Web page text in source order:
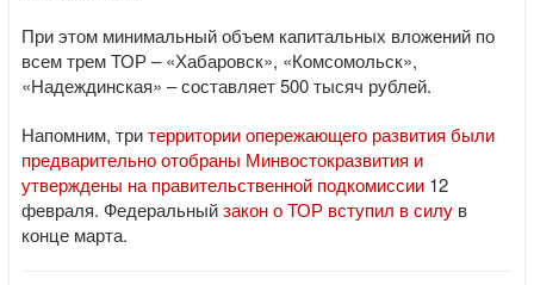
При этом минимальный объем капитальных вложений по
всем трем ТОР – «Хабаровск», «Комсомольск»,
«Надеждинская» – составляет 500 тысяч рублей.
Напомним, тритерритории опережающего развития были
предварительно отобраны Минвостокразвития и
утверждены на правительственной подкомиссии 12
февраля. Федеральныйзакон о ТОР вступил в силу в
конце марта.